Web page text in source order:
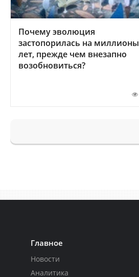
Почему эволюция
застопорилась на миллионы
лет, прежде чем внезапно
возобновиться?
Главное
Новости
Аналитика